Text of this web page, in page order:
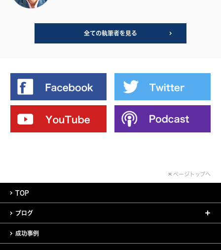
全ての執筆者を見る
ページトップへ
TOP
ブログ
成功事例